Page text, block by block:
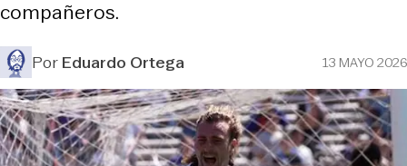
compañeros.
PorEduardo Ortega 13 MAYO 2026